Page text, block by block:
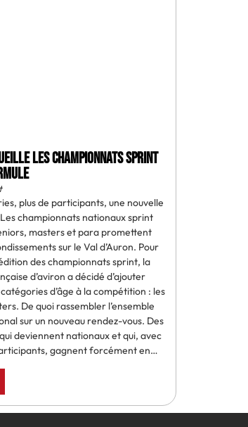
les championnats sprint
plus de participants, une nouvelle
championnats nationaux sprint
masters et para promettent
sur le Val d’Auron. Pour
des championnats sprint, la
d’aviron a décidé d’ajouter
d’âge à la compétition : les
De quoi rassembler l’ensemble
sur un nouveau rendez-vous. Des
deviennent nationaux et qui, avec
gagnent forcément en…